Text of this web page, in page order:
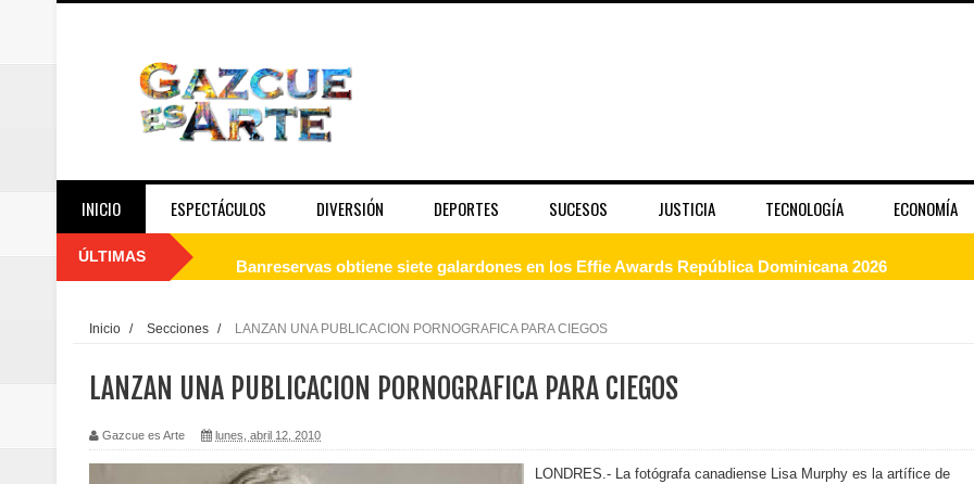
INICIO ESPECTÁCULOS DIVERSIÓN DEPORTES SUCESOS JUSTICIA TECNOLOGÍA ECONOMÍA
ÚLTIMAS Banreservas obtiene siete galardones en los Effie Awards República Dominicana 2026
Banreservas recibe nuevamente la máxima calificación crediticia AAA.do de Moody's Local RD
Estable
Juan Luis Guerra se acompaña del coro “Más que Vencedores” y nos regala el “Canto a la
Inicio / Secciones / LANZAN UNA PUBLICACION PORNOGRAFICA PARA CIEGOS
LANZAN UNA PUBLICACION PORNOGRAFICA PARA CIEGOS
Gazcue es Arte lunes, abril 12, 2010
LONDRES.- La fotógrafa canadiense Lisa Murphy es la artífice de